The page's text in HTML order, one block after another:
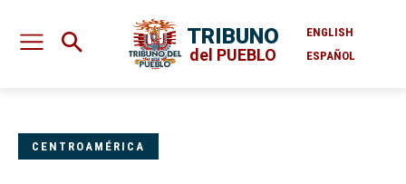
TRIBUNO
del PUEBLO
ENGLISH
ESPAÑOL
CENTROAMÉRICA